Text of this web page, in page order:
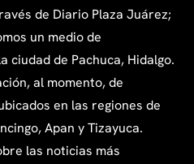
de Diario Plaza Juárez;
un medio de
ciudad de Pachuca, Hidalgo.
al momento, de
en las regiones de
Apan y Tizayuca.
las noticias más